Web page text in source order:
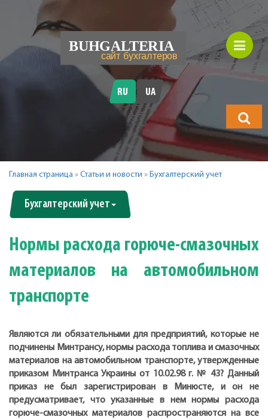
будете
искать?
RU UA
Главная страница » Статьи и новости » Бухгалтерский учет
Бухгалтерский учет
Нормы расхода горюче-смазочных
материалов на автомобильном
транспорте
Являются ли обязательными для предприятий, которые не
подчинены Минтрансу, нормы расхода топлива и смазочных
материалов на автомобильном транспорте, утвержденные
приказом Минтранса Украины от 10.02.98 г. № 43? Данный
приказ не был зарегистрирован в Минюсте, и он не
предусматривает, что указанные в нем нормы расхода
горюче-смазочных материалов распространяются на все